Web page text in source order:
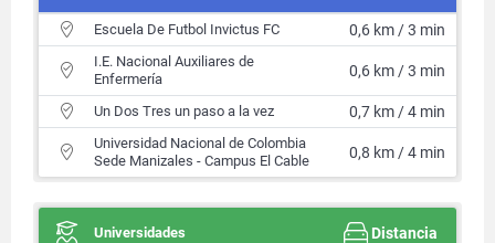
Escuela De Futbol Invictus FC 0,6 km / 3 min
I.E. Nacional Auxiliares de
Enfermería
0,6 km / 3 min
Un Dos Tres un paso a la vez 0,7 km / 4 min
Universidad Nacional de Colombia
Sede Manizales - Campus El Cable
0,8 km / 4 min
Universidades Distancia